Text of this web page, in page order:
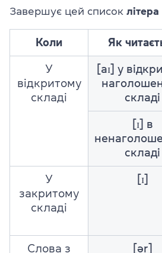
Завершує цей список літера
Коли Як
У
відкритому
складі
[aɪ] у
складі
[ɪ] в
складі
У
закритому
складі
[ɪ]
Слова з
[ər]